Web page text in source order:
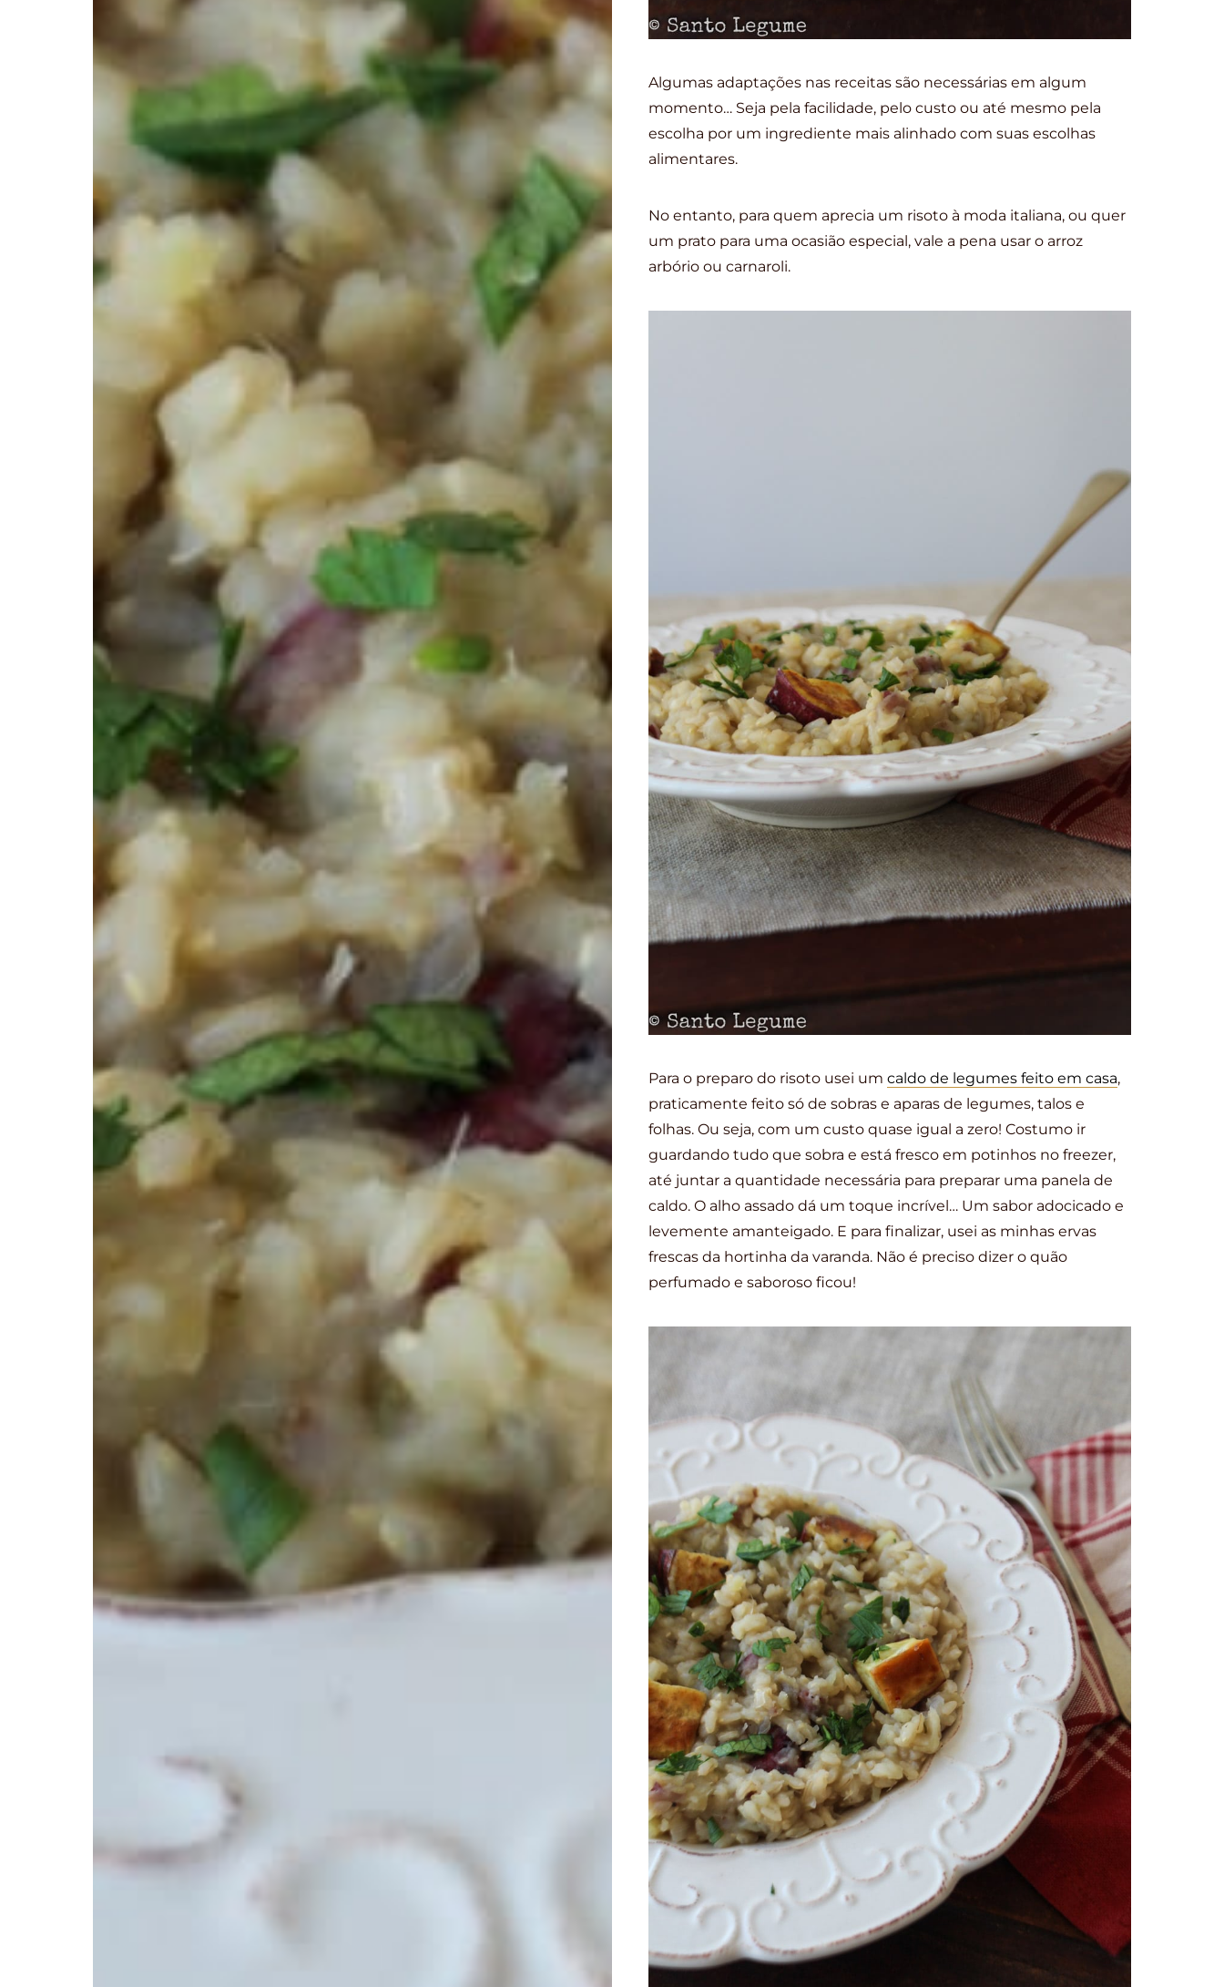
Algumas adaptações nas receitas são necessárias em algum
momento… Seja pela facilidade, pelo custo ou até mesmo pela
escolha por um ingrediente mais alinhado com suas escolhas
alimentares.
No entanto, para quem aprecia um risoto à moda italiana, ou quer
um prato para uma ocasião especial, vale a pena usar o arroz
arbório ou carnaroli.
Para o preparo do risoto usei um caldo de legumes feito em casa,
praticamente feito só de sobras e aparas de legumes, talos e
folhas. Ou seja, com um custo quase igual a zero! Costumo ir
guardando tudo que sobra e está fresco em potinhos no freezer,
até juntar a quantidade necessária para preparar uma panela de
caldo. O alho assado dá um toque incrível… Um sabor adocicado e
levemente amanteigado. E para finalizar, usei as minhas ervas
frescas da hortinha da varanda. Não é preciso dizer o quão
perfumado e saboroso ficou!